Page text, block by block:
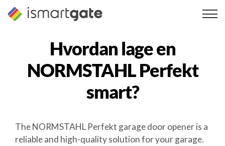
Hopp
Hvordan lage en
NORMSTAHL Perfekt
smart?
The NORMSTAHL Perfekt garage door opener is a
reliable and high-quality solution for your garage.